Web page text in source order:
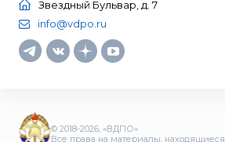
Звездный Бульвар, д. 7
info@vdpo.ru
© 2018-2026, «ВДПО»
Все права на материалы,